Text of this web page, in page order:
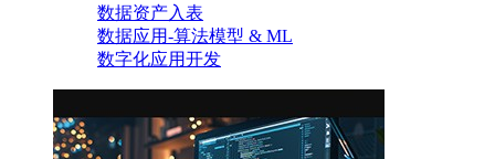
数据资产入表
数据应用-算法模型 & ML
数字化应用开发